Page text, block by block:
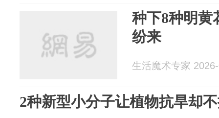
种下8种明黄
纷来
生活魔术专家
2种新型小分子让植物抗旱却